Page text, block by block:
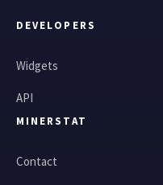
DEVELOPERS
Widgets
API
MINERSTAT
Contact